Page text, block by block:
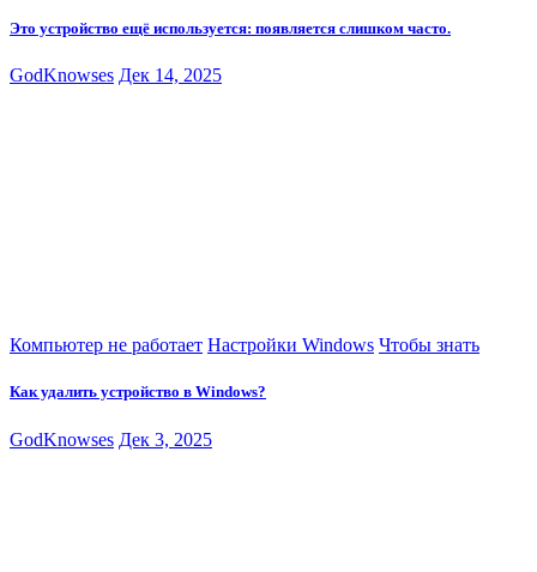
Это устройство ещё используется: появляется слишком часто.
GodKnowses Дек 14, 2025
Компьютер не работает Настройки Windows Чтобы знать
Как удалить устройство в Windows?
GodKnowses Дек 3, 2025